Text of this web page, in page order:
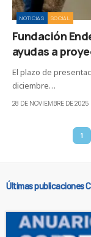
NOTICIAS SOCIAL
Fundación
ayudas a
El plazo de
diciembre…
28 DE NOVIEMBRE DE 2025
1
Últimas publicaciones